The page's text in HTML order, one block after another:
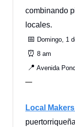
combinando
locales.
📅 Domingo, 1
⏰ 8 am
📍 Avenida
—
Local